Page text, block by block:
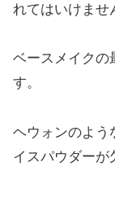
れてはいけませ
ベースメイクの
す。
ヘウォンのよう
イスパウダーが